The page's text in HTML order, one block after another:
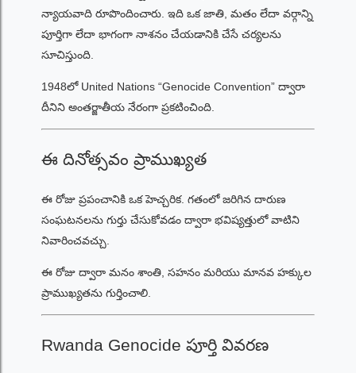
న్యాయవాది రూపొందించారు. ఇది ఒక జాతి, మతం లేదా వర్గాన్ని
పూర్తిగా లేదా భాగంగా నాశనం చేయడానికి చేసే చర్యలను
సూచిస్తుంది.
1948లో United Nations “Genocide Convention” ద్వారా
దీనిని అంతర్జాతీయ నేరంగా ప్రకటించింది.
ఈ దినోత్సవం ప్రాముఖ్యత
ఈ రోజు ప్రపంచానికి ఒక హెచ్చరిక. గతంలో జరిగిన దారుణ
సంఘటనలను గుర్తు చేసుకోవడం ద్వారా భవిష్యత్తులో వాటిని
నివారించవచ్చు.
ఈ రోజు ద్వారా మనం శాంతి, సహనం మరియు మానవ హక్కుల
ప్రాముఖ్యతను గుర్తించాలి.
Rwanda Genocide పూర్తి వివరణ